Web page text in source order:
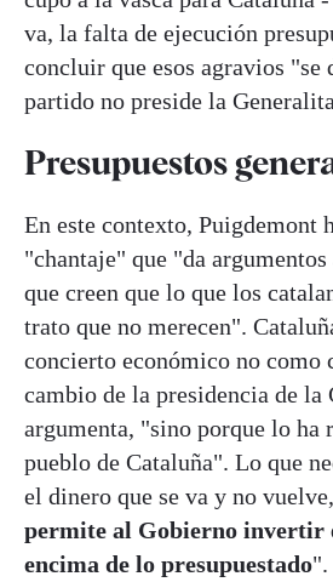
va, la falta de ejecución
concluir que esos agravios "se
partido no preside la
Presupuestos
En este contexto, Puigdemont
"chantaje" que "da argumentos
que creen que lo que los
trato que no merecen".
concierto económico no como
cambio de la presidencia de la
argumenta, "sino porque lo ha
pueblo de Cataluña". Lo que
el dinero que se va y no vuelve,
permite al Gobierno invertir
encima de lo presupuestado".